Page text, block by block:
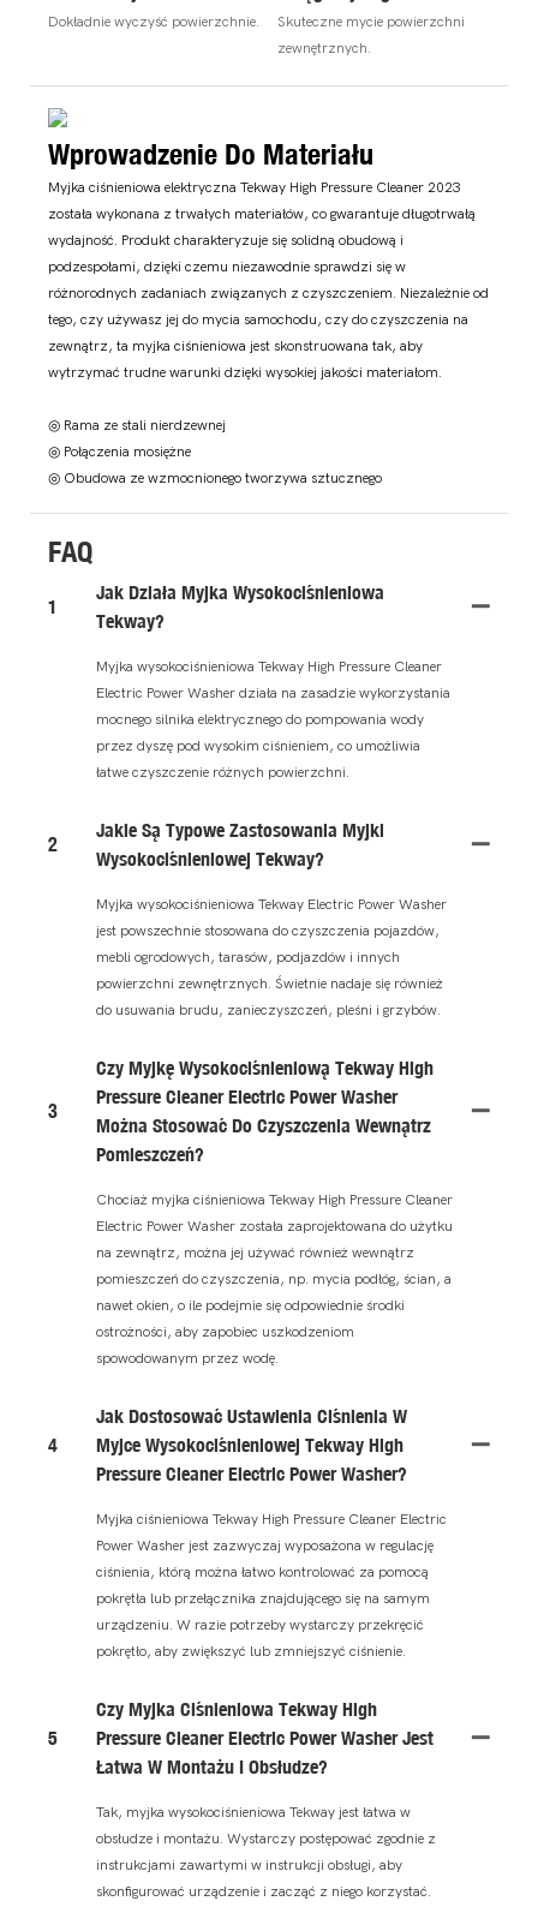
Dokładnie wyczyść powierzchnie.
Skuteczne mycie powierzchni
zewnętrznych.
Wprowadzenie Do Materiału
Myjka ciśnieniowa elektryczna Tekway High Pressure Cleaner 2023
została wykonana z trwałych materiałów, co gwarantuje długotrwałą
wydajność. Produkt charakteryzuje się solidną obudową i
podzespołami, dzięki czemu niezawodnie sprawdzi się w
różnorodnych zadaniach związanych z czyszczeniem. Niezależnie od
tego, czy używasz jej do mycia samochodu, czy do czyszczenia na
zewnątrz, ta myjka ciśnieniowa jest skonstruowana tak, aby
wytrzymać trudne warunki dzięki wysokiej jakości materiałom.
◎ Rama ze stali nierdzewnej
◎ Połączenia mosiężne
◎ Obudowa ze wzmocnionego tworzywa sztucznego
FAQ
1
Jak Działa Myjka Wysokociśnieniowa
Tekway?
Myjka wysokociśnieniowa Tekway High Pressure Cleaner
Electric Power Washer działa na zasadzie wykorzystania
mocnego silnika elektrycznego do pompowania wody
przez dyszę pod wysokim ciśnieniem, co umożliwia
łatwe czyszczenie różnych powierzchni.
2
Jakie Są Typowe Zastosowania Myjki
Wysokociśnieniowej Tekway?
Myjka wysokociśnieniowa Tekway Electric Power Washer
jest powszechnie stosowana do czyszczenia pojazdów,
mebli ogrodowych, tarasów, podjazdów i innych
powierzchni zewnętrznych. Świetnie nadaje się również
do usuwania brudu, zanieczyszczeń, pleśni i grzybów.
3
Czy Myjkę Wysokociśnieniową Tekway High
Pressure Cleaner Electric Power Washer
Można Stosować Do Czyszczenia Wewnątrz
Pomieszczeń?
Chociaż myjka ciśnieniowa Tekway High Pressure Cleaner
Electric Power Washer została zaprojektowana do użytku
na zewnątrz, można jej używać również wewnątrz
pomieszczeń do czyszczenia, np. mycia podłóg, ścian, a
nawet okien, o ile podejmie się odpowiednie środki
ostrożności, aby zapobiec uszkodzeniom
spowodowanym przez wodę.
4
Jak Dostosować Ustawienia Ciśnienia W
Myjce Wysokociśnieniowej Tekway High
Pressure Cleaner Electric Power Washer?
Myjka ciśnieniowa Tekway High Pressure Cleaner Electric
Power Washer jest zazwyczaj wyposażona w regulację
ciśnienia, którą można łatwo kontrolować za pomocą
pokrętła lub przełącznika znajdującego się na samym
urządzeniu. W razie potrzeby wystarczy przekręcić
pokrętło, aby zwiększyć lub zmniejszyć ciśnienie.
5
Czy Myjka Ciśnieniowa Tekway High
Pressure Cleaner Electric Power Washer Jest
Łatwa W Montażu I Obsłudze?
Tak, myjka wysokociśnieniowa Tekway jest łatwa w
obsłudze i montażu. Wystarczy postępować zgodnie z
instrukcjami zawartymi w instrukcji obsługi, aby
skonfigurować urządzenie i zacząć z niego korzystać.